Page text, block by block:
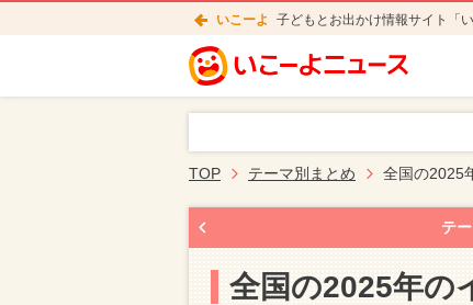
いこーよ 子どもとお出かけ情報サイト「
TOP テーマ別まとめ 全国の2025
テ
全国の2025年の